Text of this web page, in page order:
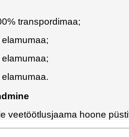
transpordimaa;
veetöötlusjaama hoone